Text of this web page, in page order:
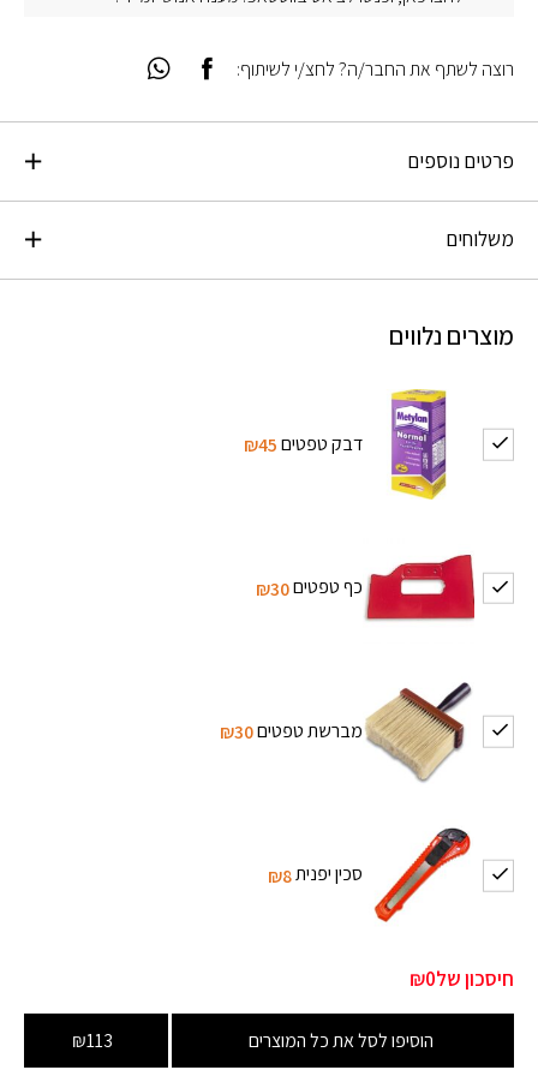
פרטים נוספים
משלוחים
מוצרים נלווים
דבק טפטים₪45
כף טפטים₪30
מברשת טפטים₪30
סכין יפנית₪8
חיסכון של₪0
הוסיפו לסל את כל המוצרים ₪113
רוצה לשתף את החבר/ה? לחצ/י לשיתוף: